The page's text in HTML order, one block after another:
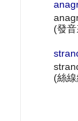
(發
(絲